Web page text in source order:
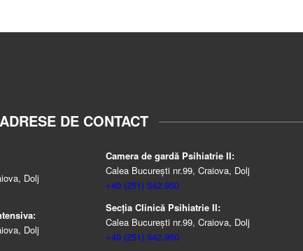
DE CONTACT
Dolj
Dolj
Camera de gardă Psihiatrie II:
Calea București nr.99, Craiova, Dolj
+40 (251) 542.950
Secția Clinică Psihiatrie II:
Calea București nr.99, Craiova, Dolj
+40 (251) 542.950